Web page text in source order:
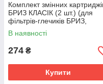
Комплект змінних
БРИЗ КЛАСІК (2 шт.) (для
фільтрів-глечиків БРИЗ,
BRITA, DAFI, BWT,
ECOSOFT)
В наявності
274 ₴
Купити